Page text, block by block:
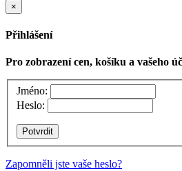
×
Přihlášení
Pro zobrazení cen, košíku a vašeho
Jméno:
Heslo:
Zapomněli jste vaše heslo?